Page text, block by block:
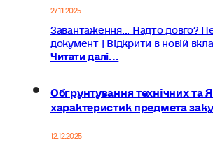
27.11.2025
Завантаження... Надто довго?
документ | Відкрити в новій
Читати далі...
Обгрунтування технічних та
характеристик предмета
12.12.2025